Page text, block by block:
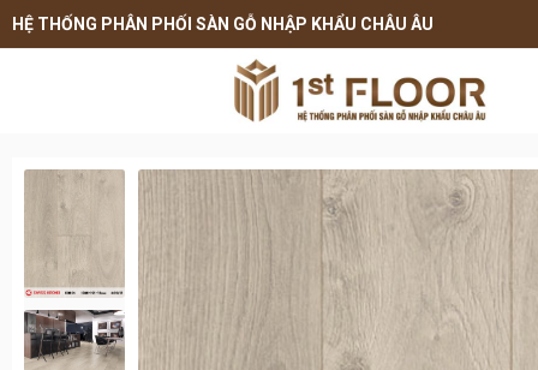
HỆ THỐNG PHÂN PHỐI SÀN GỖ NHẬP KHẨU CHÂU ÂU